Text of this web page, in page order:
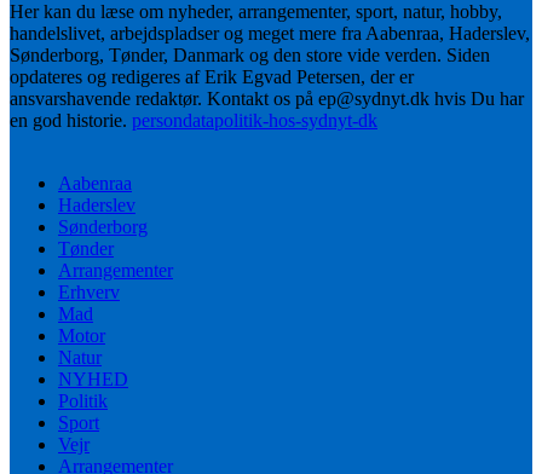
Her kan du læse om nyheder, arrangementer, sport, natur, hobby,
handelslivet, arbejdspladser og meget mere fra Aabenraa, Haderslev,
Sønderborg, Tønder, Danmark og den store vide verden. Siden
opdateres og redigeres af Erik Egvad Petersen, der er
ansvarshavende redaktør. Kontakt os på ep@sydnyt.dk hvis Du har
en god historie. persondatapolitik-hos-sydnyt-dk
Aabenraa
Haderslev
Sønderborg
Tønder
Arrangementer
Erhverv
Mad
Motor
Natur
NYHED
Politik
Sport
Vejr
Arrangementer